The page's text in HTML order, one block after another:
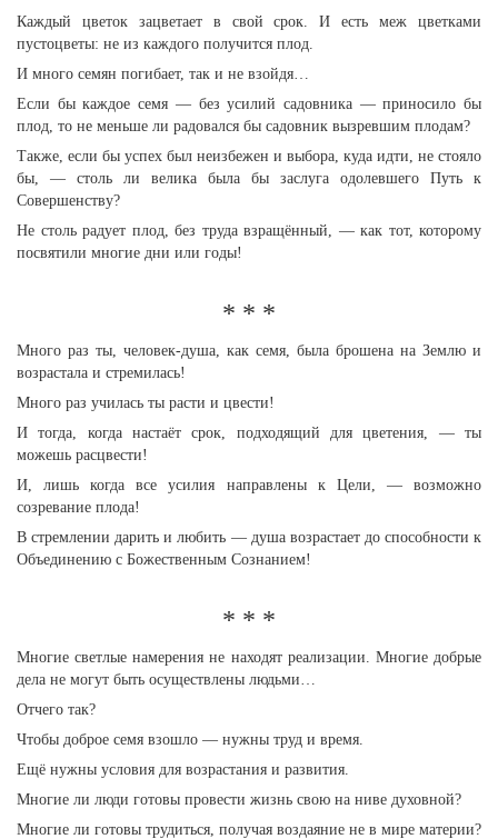
Каждый цветок зацветает в свой срок. И есть меж цветками
пустоцветы: не из каждого получится плод.
И много семян погибает, так и не взойдя…
Если бы каждое семя — без усилий садовника — приносило бы
плод, то не меньше ли радовался бы садовник вызревшим плодам?
Также, если бы успех был неизбежен и выбора, куда идти, не стояло
бы, — столь ли велика была бы заслуга одолевшего Путь к
Совершенству?
Не столь радует плод, без труда взращённый, — как тот, которому
посвятили многие дни или годы!
* * *
Много раз ты, человек-душа, как семя, была брошена на Землю и
возрастала и стремилась!
Много раз училась ты расти и цвести!
И тогда, когда настаёт срок, подходящий для цветения, — ты
можешь расцвести!
И, лишь когда все усилия направлены к Цели, — возможно
созревание плода!
В стремлении дарить и любить — душа возрастает до способности к
Объединению с Божественным Сознанием!
* * *
Многие светлые намерения не находят реализации. Многие добрые
дела не могут быть осуществлены людьми…
Отчего так?
Чтобы доброе семя взошло — нужны труд и время.
Ещё нужны условия для возрастания и развития.
Многие ли люди готовы провести жизнь свою на ниве духовной?
Многие ли готовы трудиться, получая воздаяние не в мире материи?